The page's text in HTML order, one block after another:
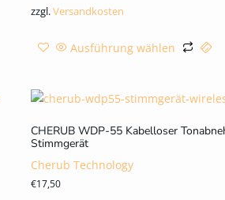
zzgl.Versandkosten
Ausführung wählen
CHERUB WDP-55 Kabelloser
Stimmgerät
Cherub Technology
€17,50